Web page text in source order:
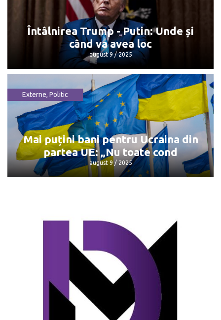
Dorin Recean pleacă din politică
octombrie 13 / 2025
Întâlnirea Trump - Putin: Unde și
când va avea loc
august 9 / 2025
Întâlnirea Trump - Putin: Unde și când
va avea loc
august 9 / 2025
Externe, Politic
Mai puțini bani pentru Ucraina din
partea UE: „Nu toate cond
august 9 / 2025
Mai puțini bani pentru Ucraina din
partea UE: „Nu toate cond